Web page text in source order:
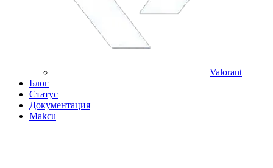
Valorant
Блог
Статус
Документация
Makcu